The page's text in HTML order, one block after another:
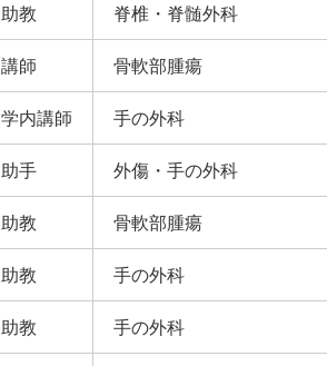
助教 脊椎・脊髄外科
講師 骨軟部腫瘍
学内講師 手の外科
助手 外傷・手の外科
助教 骨軟部腫瘍
助教 手の外科
助教 手の外科